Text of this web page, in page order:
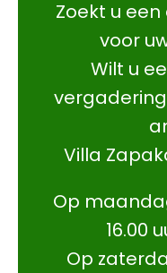
Zoekt u
voor
Wilt u
Villa
Op
16.00
Op